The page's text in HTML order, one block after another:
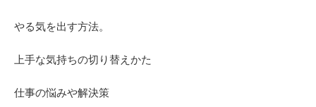
やる気を出す方法。
上手な気持ちの切り替えかた
仕事の悩みや解決策